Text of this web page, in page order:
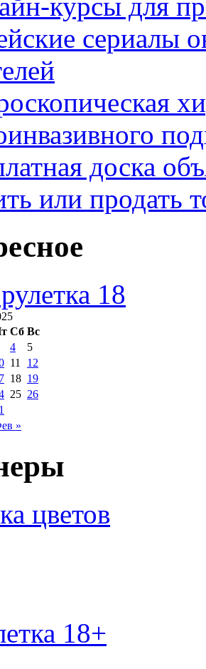
курсы для
сериалы
доска
или продать
18
Сб Вс
»
4
5
11
12
18 19
25 26
цветов
18+